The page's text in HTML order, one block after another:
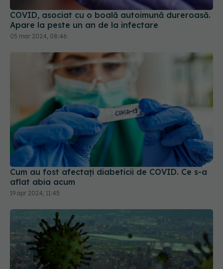
COVID, asociat cu o boală autoimună dureroasă.
Apare la peste un an de la infectare
05 mar 2024, 08:46
Cum au fost afectați diabeticii de COVID. Ce s-a
aflat abia acum
19 apr 2024, 11:45